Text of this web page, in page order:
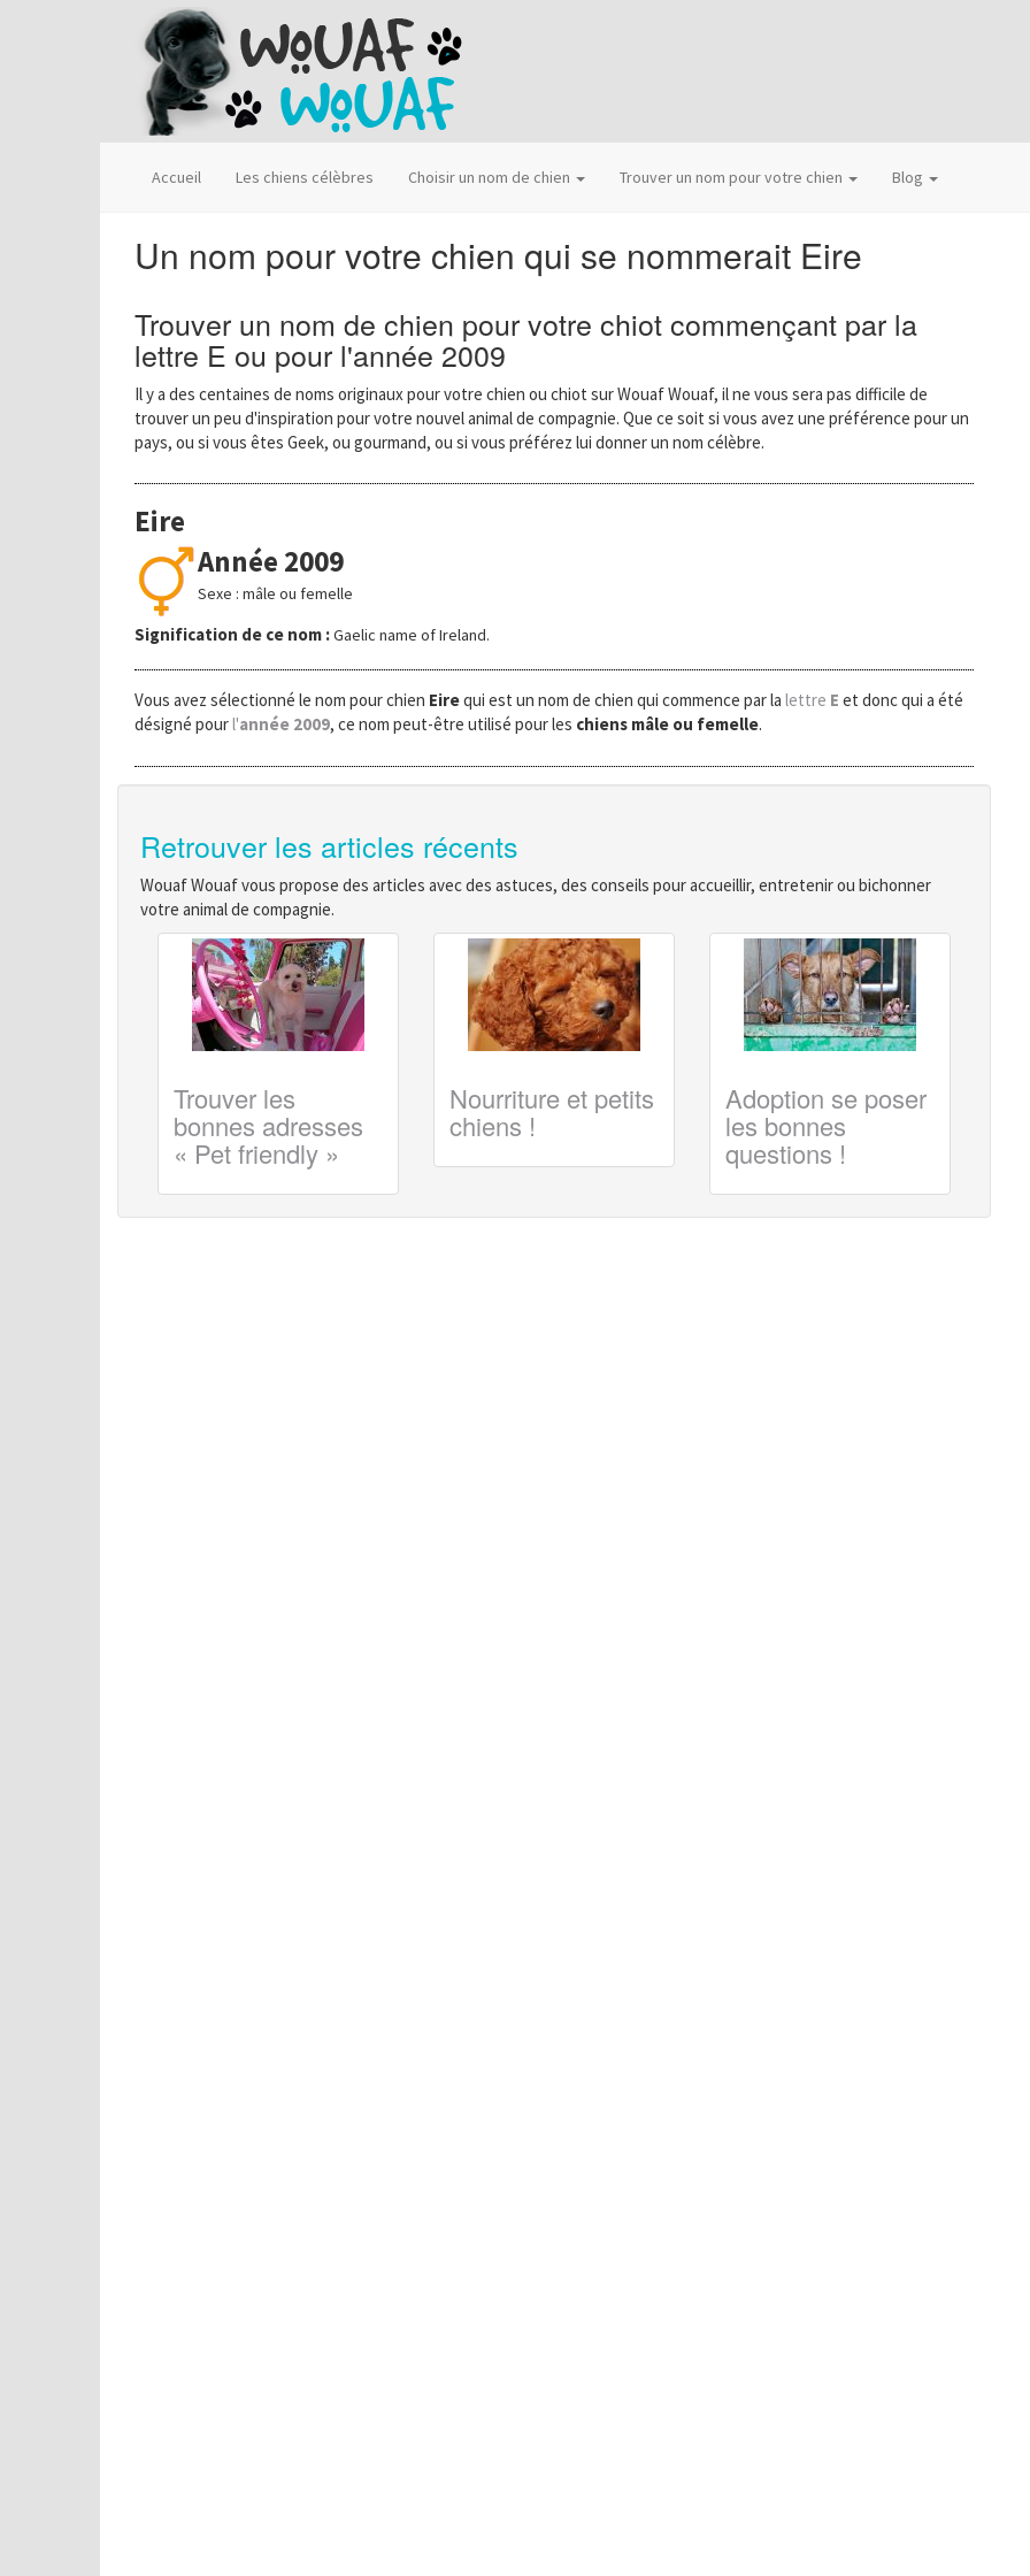
Accueil Les chiens célèbres Choisir un nom de chien Trouver un nom pour votre chien Blog
Un nom pour votre chien qui se nommerait Eire
Trouver un nom de chien pour votre chiot commençant par la
lettre E ou pour l'année 2009
Il y a des centaines de noms originaux pour votre chien ou chiot sur Wouaf Wouaf, il ne vous sera pas difficile de
trouver un peu d'inspiration pour votre nouvel animal de compagnie. Que ce soit si vous avez une préférence pour un
pays, ou si vous êtes Geek, ou gourmand, ou si vous préférez lui donner un nom célèbre.
Eire
Année 2009
Sexe : mâle ou femelle
Signification de ce nom :Gaelic name of Ireland.
Vous avez sélectionné le nom pour chien Eirequi est un nom de chien qui commence par la lettre E et donc qui a été
désigné pourl'année 2009, ce nom peut-être utilisé pour les chiens mâle ou femelle.
Retrouver les articles récents
Wouaf Wouaf vous propose des articles avec des astuces, des conseils pour accueillir, entretenir ou bichonner
votre animal de compagnie.
Trouver les
bonnes adresses
« Pet friendly »
Nourriture et petits
chiens !
Adoption se poser
les bonnes
questions !